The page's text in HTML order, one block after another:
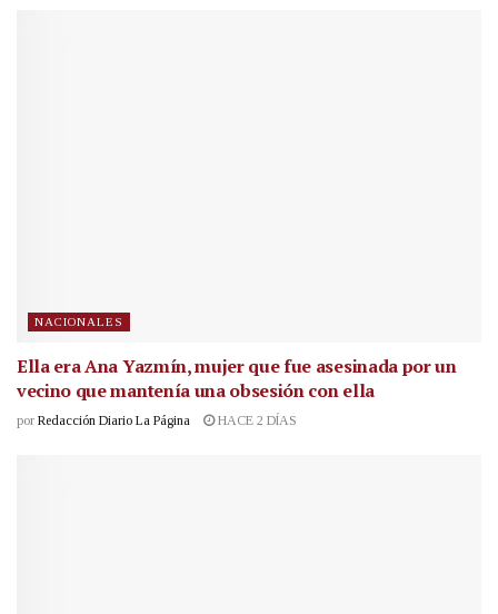
NACIONALES
Ella era Ana Yazmín, mujer que fue asesinada por un
vecino que mantenía una obsesión con ella
por Redacción Diario La Página HACE 2 DÍAS